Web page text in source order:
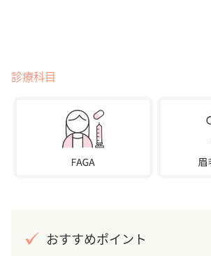
診療科目
おすすめポイント